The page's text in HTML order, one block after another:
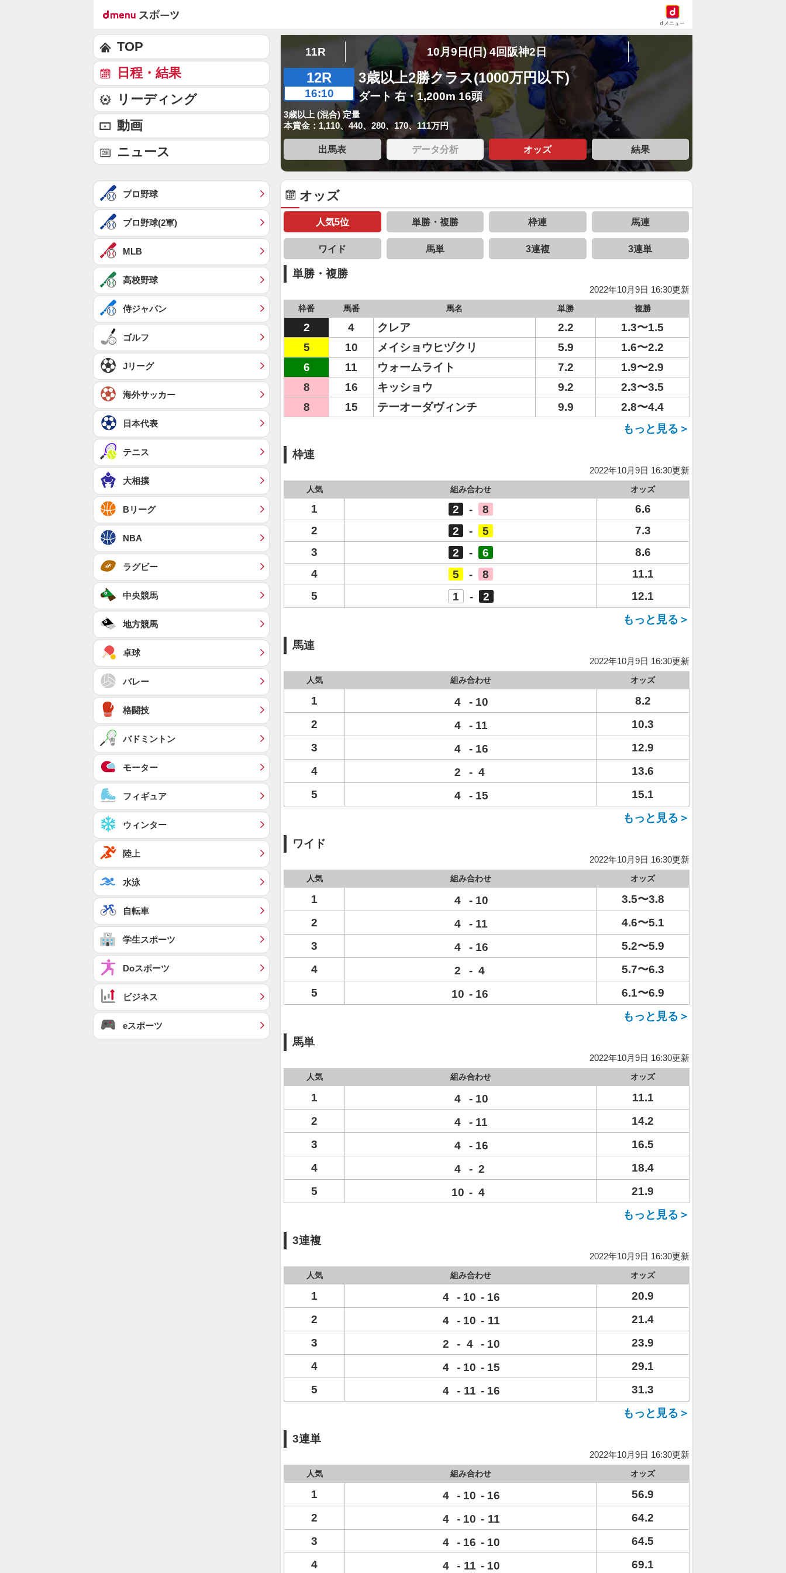
dメニュー
11R 10月9日(日) 4回阪神2日
12R
16:10
3歳以上2勝クラス(1000万円以下)
ダート 右・1,200m 16頭
3歳以上 (混合) 定量
本賞金：1,110、440、280、170、111万円
出馬表 データ分析 オッズ 結果
オッズ
人気5位 単勝・複勝 枠連 馬連
ワイド 馬単 3連複 3連単
単勝・複勝
2022年10月9日 16:30更新
枠番 馬番 馬名 単勝 複勝
2 4 クレア 2.2
1.3〜1.5
5
10 メイショウヒヅクリ 5.9
1.6〜2.2
6
11 ウォームライト 7.2
1.9〜2.9
8
16 キッショウ 9.2
2.3〜3.5
8
15 テーオーダヴィンチ 9.9
2.8〜4.4
もっと見る＞
枠連
2022年10月9日 16:30更新
人気 組み合わせ オッズ
1 2 - 8
6.6
2
2 - 5
7.3
3
2 - 6
8.6
4
5 - 8
11.1
5
1 - 2
12.1
もっと見る＞
馬連
2022年10月9日 16:30更新
人気 組み合わせ オッズ
1 4 - 10
8.2
2
4 - 11
10.3
3
4 - 16
12.9
4
2 - 4
13.6
5
4 - 15
15.1
もっと見る＞
ワイド
2022年10月9日 16:30更新
人気 組み合わせ オッズ
1 4 - 10
3.5〜3.8
2
4 - 11
4.6〜5.1
3
4 - 16
5.2〜5.9
4
2 - 4
5.7〜6.3
5
10 - 16
6.1〜6.9
もっと見る＞
馬単
2022年10月9日 16:30更新
人気 組み合わせ オッズ
1 4 - 10
11.1
2
4 - 11
14.2
3
4 - 16
16.5
4
4 - 2
18.4
5
10 - 4
21.9
もっと見る＞
3連複
2022年10月9日 16:30更新
人気 組み合わせ オッズ
1 4 - 10 - 16
20.9
2
4 - 10 - 11
21.4
3
2 - 4 - 10
23.9
4
4 - 10 - 15
29.1
5
4 - 11 - 16
31.3
もっと見る＞
3連単
2022年10月9日 16:30更新
人気 組み合わせ オッズ
1 4 - 10 - 16
56.9
2
4 - 10 - 11
64.2
3
4 - 16 - 10
64.5
4
4 - 11 - 10
69.1
TOP
日程・結果
リーディング
動画
ニュース
プロ野球
プロ野球(2軍)
MLB
高校野球
侍ジャパン
ゴルフ
Jリーグ
海外サッカー
日本代表
テニス
大相撲
Bリーグ
NBA
ラグビー
中央競馬
地方競馬
卓球
バレー
格闘技
バドミントン
モーター
フィギュア
ウィンター
陸上
水泳
自転車
学生スポーツ
Doスポーツ
ビジネス
eスポーツ